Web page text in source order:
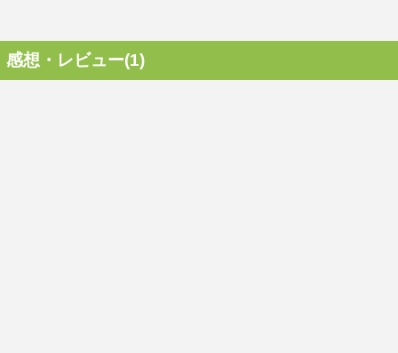
感想・レビュー(1)